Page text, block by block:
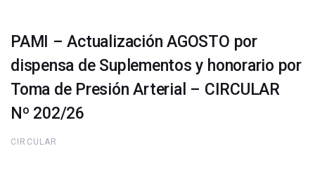
PAMI – Actualización AGOSTO por
dispensa de Suplementos y honorario por
Toma de Presión Arterial – CIRCULAR
Nº 202/26
CIRCULAR